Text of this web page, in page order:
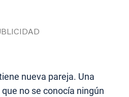
nueva pareja. Una
no se conocía ningún